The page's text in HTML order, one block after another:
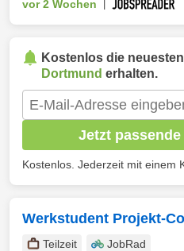
vor 2 Wochen
Kostenlos die neuesten
Dortmund erhalten.
Jetzt
Kostenlos. Jederzeit mit einem
Werkstudent Projekt-
Teilzeit
JobRad